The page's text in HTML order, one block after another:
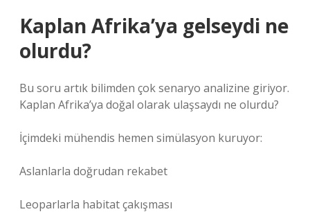
Kaplan Afrika’ya gelseydi ne
olurdu?
Bu soru artık bilimden çok senaryo analizine giriyor.
Kaplan Afrika’ya doğal olarak ulaşsaydı ne olurdu?
İçimdeki mühendis hemen simülasyon kuruyor:
Aslanlarla doğrudan rekabet
Leoparlarla habitat çakışması